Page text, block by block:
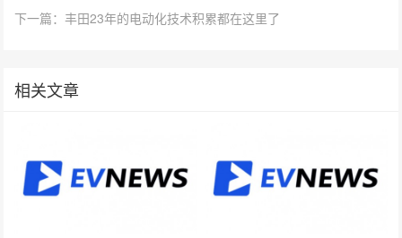
下一篇：丰田23年的电动化技术积累都在这里了
相关文章